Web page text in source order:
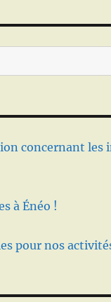
concernant les
à Énéo !
pour nos